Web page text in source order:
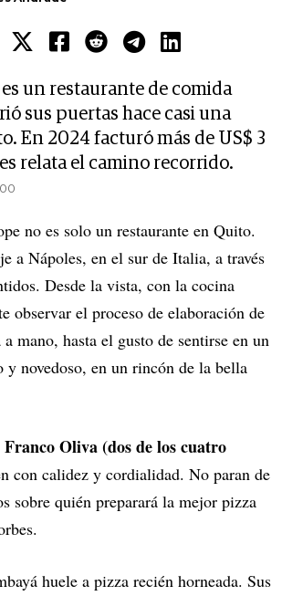
un restaurante de comida
sus puertas hace casi una
En 2024 facturó más de US$ 3
relata el camino recorrido.
no es solo un restaurante en Quito.
a Nápoles, en el sur de Italia, a través
Desde la vista, con la cocina
observar el proceso de elaboración de
mano, hasta el gusto de sentirse en un
y novedoso, en un rincón de la bella
Oliva (dos de los cuatro
con calidez y cordialidad. No paran de
sobre quién preparará la mejor pizza
huele a pizza recién horneada. Sus